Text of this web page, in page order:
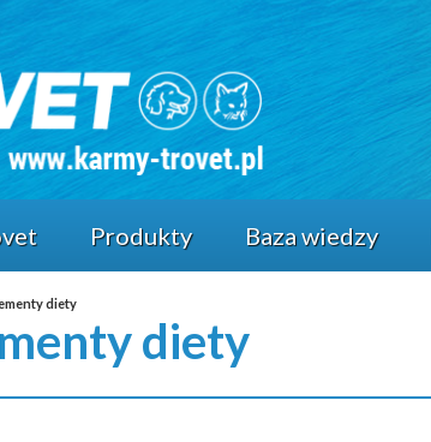
Produkty Baza wiedzy
diety
diety